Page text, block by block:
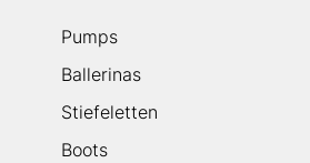
Pumps
Ballerinas
Stiefeletten
Boots